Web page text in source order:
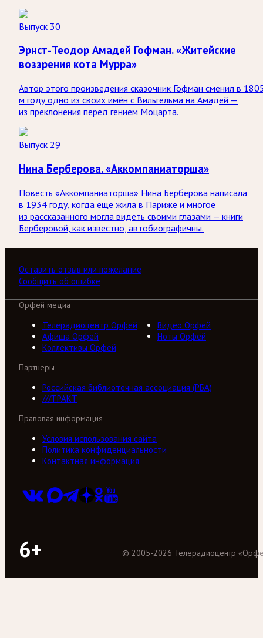
Выпуск 30
Эрнст-Теодор Амадей Гофман. «Житейские
воззрения кота Мурра»
Автор этого произведения сказочник Гофман сменил в
м году одно из своих имён с Вильгельма на Амадей —
из преклонения перед гением Моцарта.
Выпуск 29
Нина Берберова. «Аккомпаниаторша»
Повесть «Аккомпаниаторша» Нина Берберова написала
в 1934 году, когда еще жила в Париже и многое
из рассказанного могла видеть своими глазами — книги
Берберовой, как известно, автобиографичны.
Оставить отзыв или пожелание
Сообщить об ошибке
Орфей медиа
Телерадиоцентр Орфей
Видео Орфей
Афиша Орфей
Ноты Орфей
Коллективы Орфей
Партнеры
Российская библиотечная ассоциация (РБА)
///ТРАКТ
Правовая информация
Условия использования сайта
Политика конфиденциальности
Контактная информация
6+ © 2005-2026 Телерадиоцентр